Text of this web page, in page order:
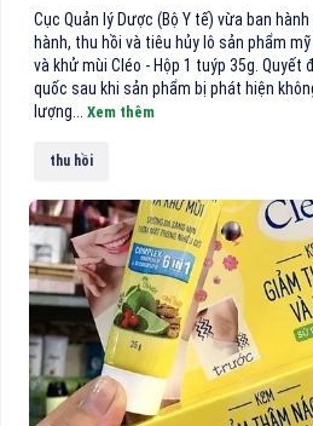
Cục Quản lý Dược (Bộ Y tế) vừa ban
hành, thu hồi và tiêu hủy lô sản phẩm
và khử mùi Cléo - Hộp 1 tuýp 35g. Quyết
quốc sau khi sản phẩm bị phát hiện
lượng... Xem thêm
thu hồi